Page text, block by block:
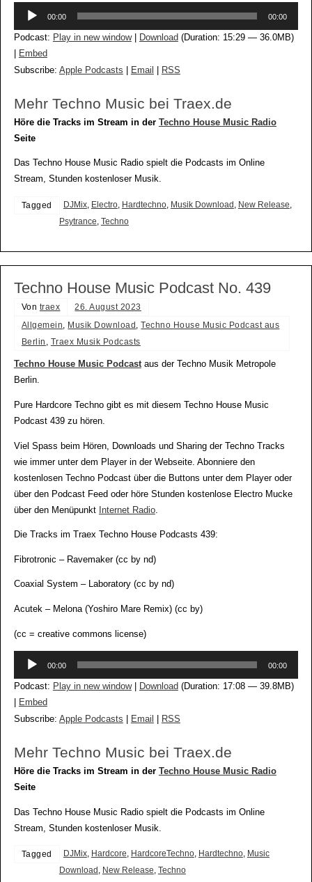
Audio-
00:00 00:00
Podcast: Play in new window| Download (Duration: 15:29 — 36.0MB)
Embed
Subscribe: Apple Podcasts Email RSS
Mehr Techno Music bei Traex.de
Höre die Tracks im Stream in der Techno House Music Radio
Seite
Das Techno House Music Radio spielt die Podcasts im Online
Stream, Stunden kostenloser Musik.
Tagged DJMix, Electro, Hardtechno, Musik Download, New Release,
Psytrance, Techno
Techno House Music Podcast No. 439
Von traex
26. August 2023
Allgemein, Musik Download ,Techno House Music Podcast aus
Berlin , Traex Musik Podcasts
Techno House Music Podcastaus der Techno Musik Metropole
Berlin.
Pure Hardcore Techno gibt es mit diesem Techno House Music
Podcast 439 zu hören.
Viel Spass beim Hören, Downloads und Sharing der Techno Tracks
wie immer unter dem Player in der Webseite. Abonniere den
kostenlosen Techno Podcast über die Buttons unter dem Player oder
über den Podcast Feed oder höre Stunden kostenlose Electro Mucke
über den Menüpunkt Internet Radio.
Die Tracks im Traex Techno House Podcasts 439:
Fibrotronic – Ravemaker (cc by nd)
Coaxial System – Laboratory (cc by nd)
Acutek – Melona (Yoshiro Mare Remix) (cc by)
(cc = creative commons license)
Audio-
00:00 00:00
Podcast: Play in new window| Download (Duration: 17:08 — 39.8MB)
Embed
Subscribe: Apple Podcasts Email RSS
Mehr Techno Music bei Traex.de
Höre die Tracks im Stream in der Techno House Music Radio
Seite
Das Techno House Music Radio spielt die Podcasts im Online
Stream, Stunden kostenloser Musik.
Tagged DJMix, Hardcore, HardcoreTechno, Hardtechno, Music
Download , New Release, Techno